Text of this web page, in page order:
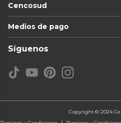
Cencosud
Medios de pago
Síguenos
Copyright © 2024